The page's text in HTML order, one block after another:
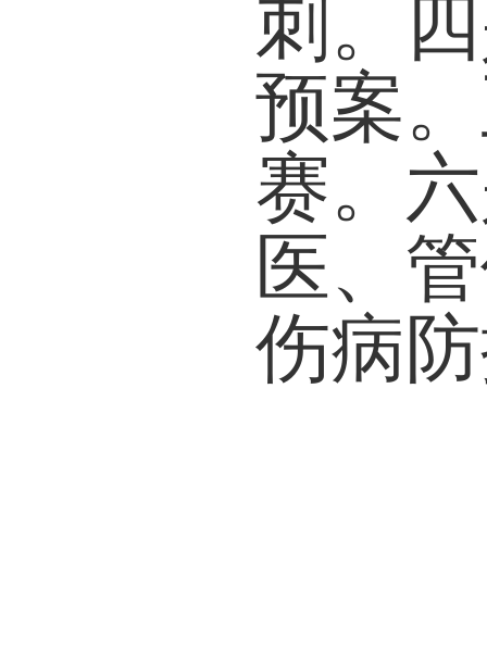
刺 。
预案
赛。 六
医、
伤病